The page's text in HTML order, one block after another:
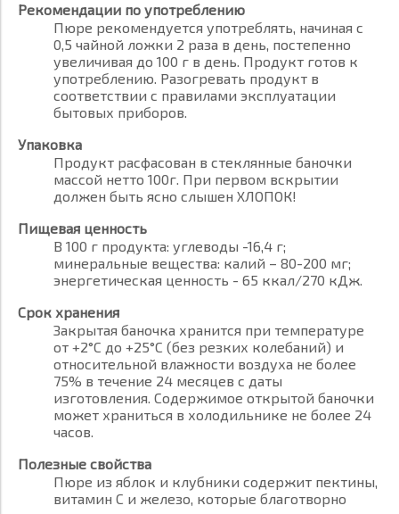
Рекомендации по употреблению
Пюре рекомендуется употреблять, начиная с
0,5 чайной ложки 2 раза в день, постепенно
увеличивая до 100 г в день. Продукт готов к
употреблению. Разогревать продукт в
соответствии с правилами эксплуатации
бытовых приборов.
Упаковка
Продукт расфасован в стеклянные баночки
массой нетто 100г. При первом вскрытии
должен быть ясно слышен ХЛОПОК!
Пищевая ценность
В 100 г продукта: углеводы -16,4 г;
минеральные вещества: калий – 80-200 мг;
энергетическая ценность - 65 ккал/270 кДж.
Срок хранения
Закрытая баночка хранится при температуре
от +2°С до +25°С (без резких колебаний) и
относительной влажности воздуха не более
75% в течение 24 месяцев с даты
изготовления. Содержимое открытой баночки
может храниться в холодильнике не более 24
часов.
Полезные свойства
Пюре из яблок и клубники содержит пектины,
витамин С и железо, которые благотворно